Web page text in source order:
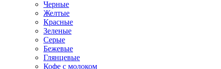
Черные
Желтые
Красные
Зеленые
Серые
Бежевые
Глянцевые
Кофе с молоком